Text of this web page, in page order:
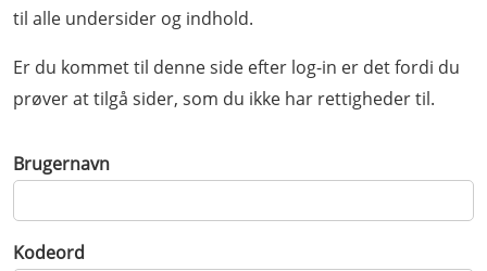
til alle undersider og indhold.
Er du kommet til denne side efter log-in er det fordi du
prøver at tilgå sider, som du ikke har rettigheder til.
Brugernavn
Kodeord